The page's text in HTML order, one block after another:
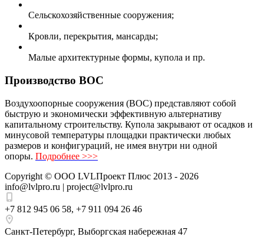
Сельскохозяйственные сооружения;
Кровли, перекрытия, мансарды;
Малые архитектурные формы, купола и пр.
Производство ВОС
Воздухоопорные сооружения (ВОС) представляют собой
быструю и экономически эффективную альтернативу
капитальному строительству. Купола закрывают от осадков и
минусовой температуры площадки практически любых
размеров и конфигураций, не имея внутри ни одной
опоры. Подробнее >>>
Copyright © ООО LVLПроект Плюс 2013 - 2026
info@lvlpro.ru | project@lvlpro.ru
+7 812 945 06 58, +7 911 094 26 46
Санкт-Петербург, Выборгская набережная 47